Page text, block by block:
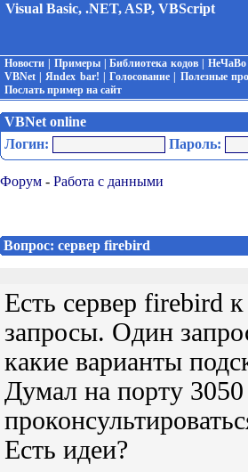
Visual Basic, .NET, ASP, VBScript
Новости Примеры|Библиотека кодов |НеЧаВо
VBNet |Яndex bar! |Голосование Полезные
Послать пример на сайт
VBNet online
Логин:
Пароль:
Форум - Работа с данными
Вопрос: сервер firebird
Есть сервер firebird
запросы. Один
какие варианты
Думал на порту
Есть идеи?